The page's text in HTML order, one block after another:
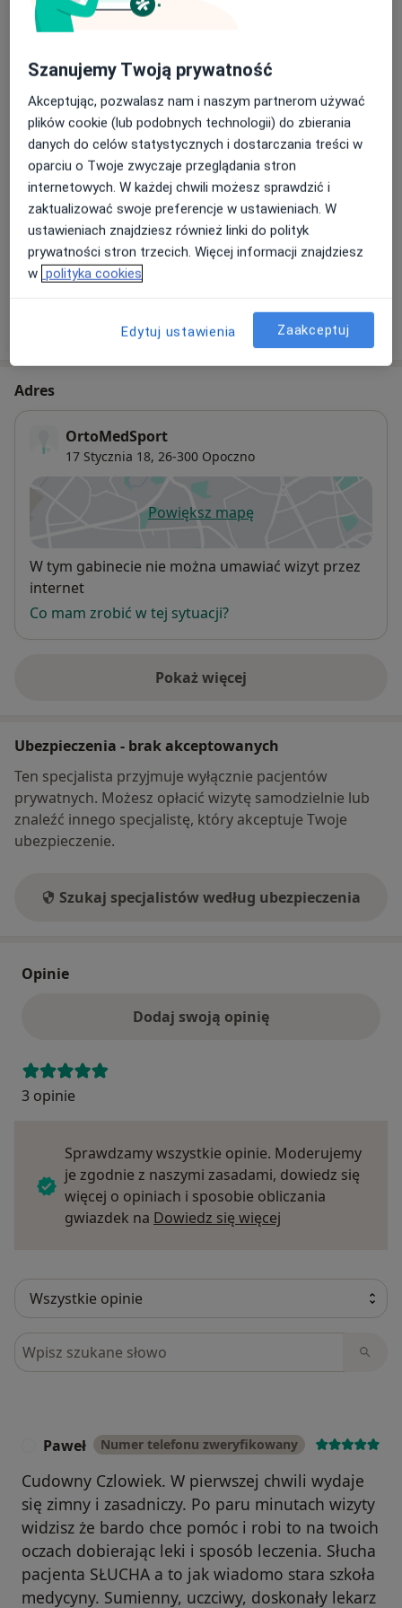
Szczegóły
USG
Szczegóły
Tomografia komputerowa
Szczegóły
Terapia przeciwbólowa
Szczegóły
+ 17 usług
W jaki sposób ustalane są ceny?
Adres
OrtoMedSport
17 Stycznia 18, 26-300 Opoczno
Powiększ mapęotwiera się w nowej karcie
Dostępność
W tym gabinecie nie można umawiać wizyt przez
internet
Co mam zrobić w tej sytuacji?
Pokaż więcej
o adresie
Ubezpieczenia - brak akceptowanych
Ten specjalista przyjmuje wyłącznie pacjentów
prywatnych. Możesz opłacić wizytę samodzielnie lub
znaleźć innego specjalistę, który akceptuje Twoje
ubezpieczenie.
Szukaj specjalistów według ubezpieczenia
Opinie
Dodaj swoją opinię
3 opinie
Sprawdzamy wszystkie opinie. Moderujemy
je zgodnie z naszymi zasadami, dowiedz się
więcej o opiniach i sposobie obliczania
gwiazdek na Dowiedz się więcej
Szukaj w opiniach
Paweł Numer telefonu zweryfikowany
Cudowny Czlowiek. W pierwszej chwili wydaje
się zimny i zasadniczy. Po paru minutach wizyty
widzisz że bardo chce pomóc i robi to na twoich
oczach dobierając leki i sposób leczenia. Słucha
pacjenta SŁUCHA a to jak wiadomo stara szkoła
medycyny. Sumienny, uczciwy, doskonały lekarz
Szanujemy Twoją prywatność
Akceptując, pozwalasz nam i naszym partnerom używać
plików cookie (lub podobnych technologii) do zbierania
danych do celów statystycznych i dostarczania treści w
oparciu o Twoje zwyczaje przeglądania stron
internetowych. W każdej chwili możesz sprawdzić i
zaktualizować swoje preferencje w ustawieniach. W
ustawieniach znajdziesz również linki do polityk
prywatności stron trzecich. Więcej informacji znajdziesz
w polityka cookies
Edytuj ustawienia Zaakceptuj